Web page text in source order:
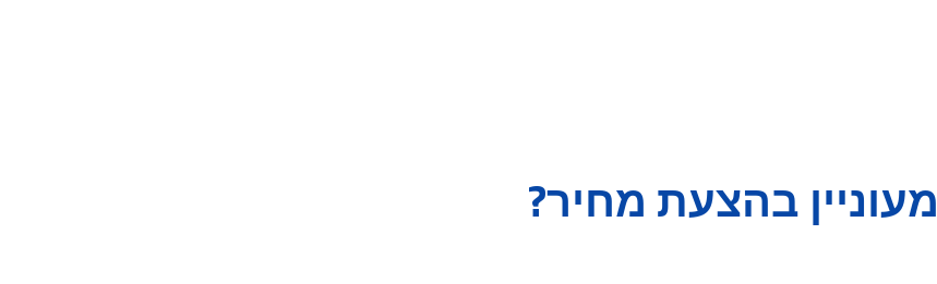
מעוניין בהצעת מחיר?